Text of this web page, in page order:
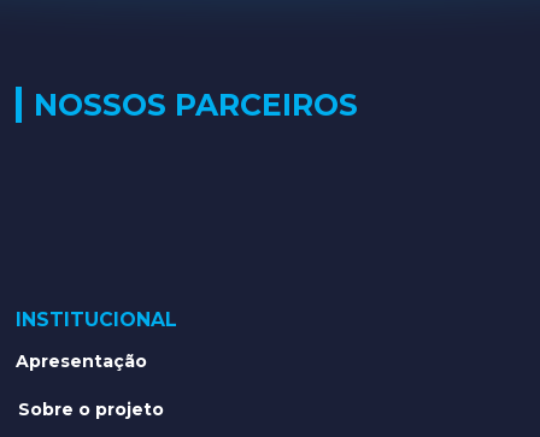
NOSSOS PARCEIROS
INSTITUCIONAL
Apresentação
Sobre o projeto